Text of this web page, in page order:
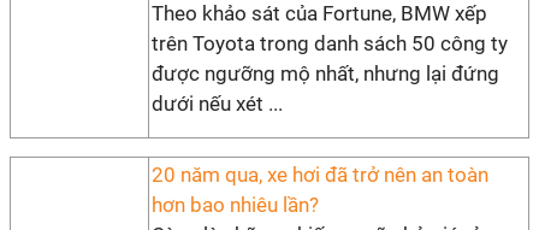
Theo khảo sát của Fortune, BMW xếp
trên Toyota trong danh sách 50 công ty
được ngưỡng mộ nhất, nhưng lại đứng
dưới nếu xét ...
20 năm qua, xe hơi đã trở nên an toàn
hơn bao nhiêu lần?